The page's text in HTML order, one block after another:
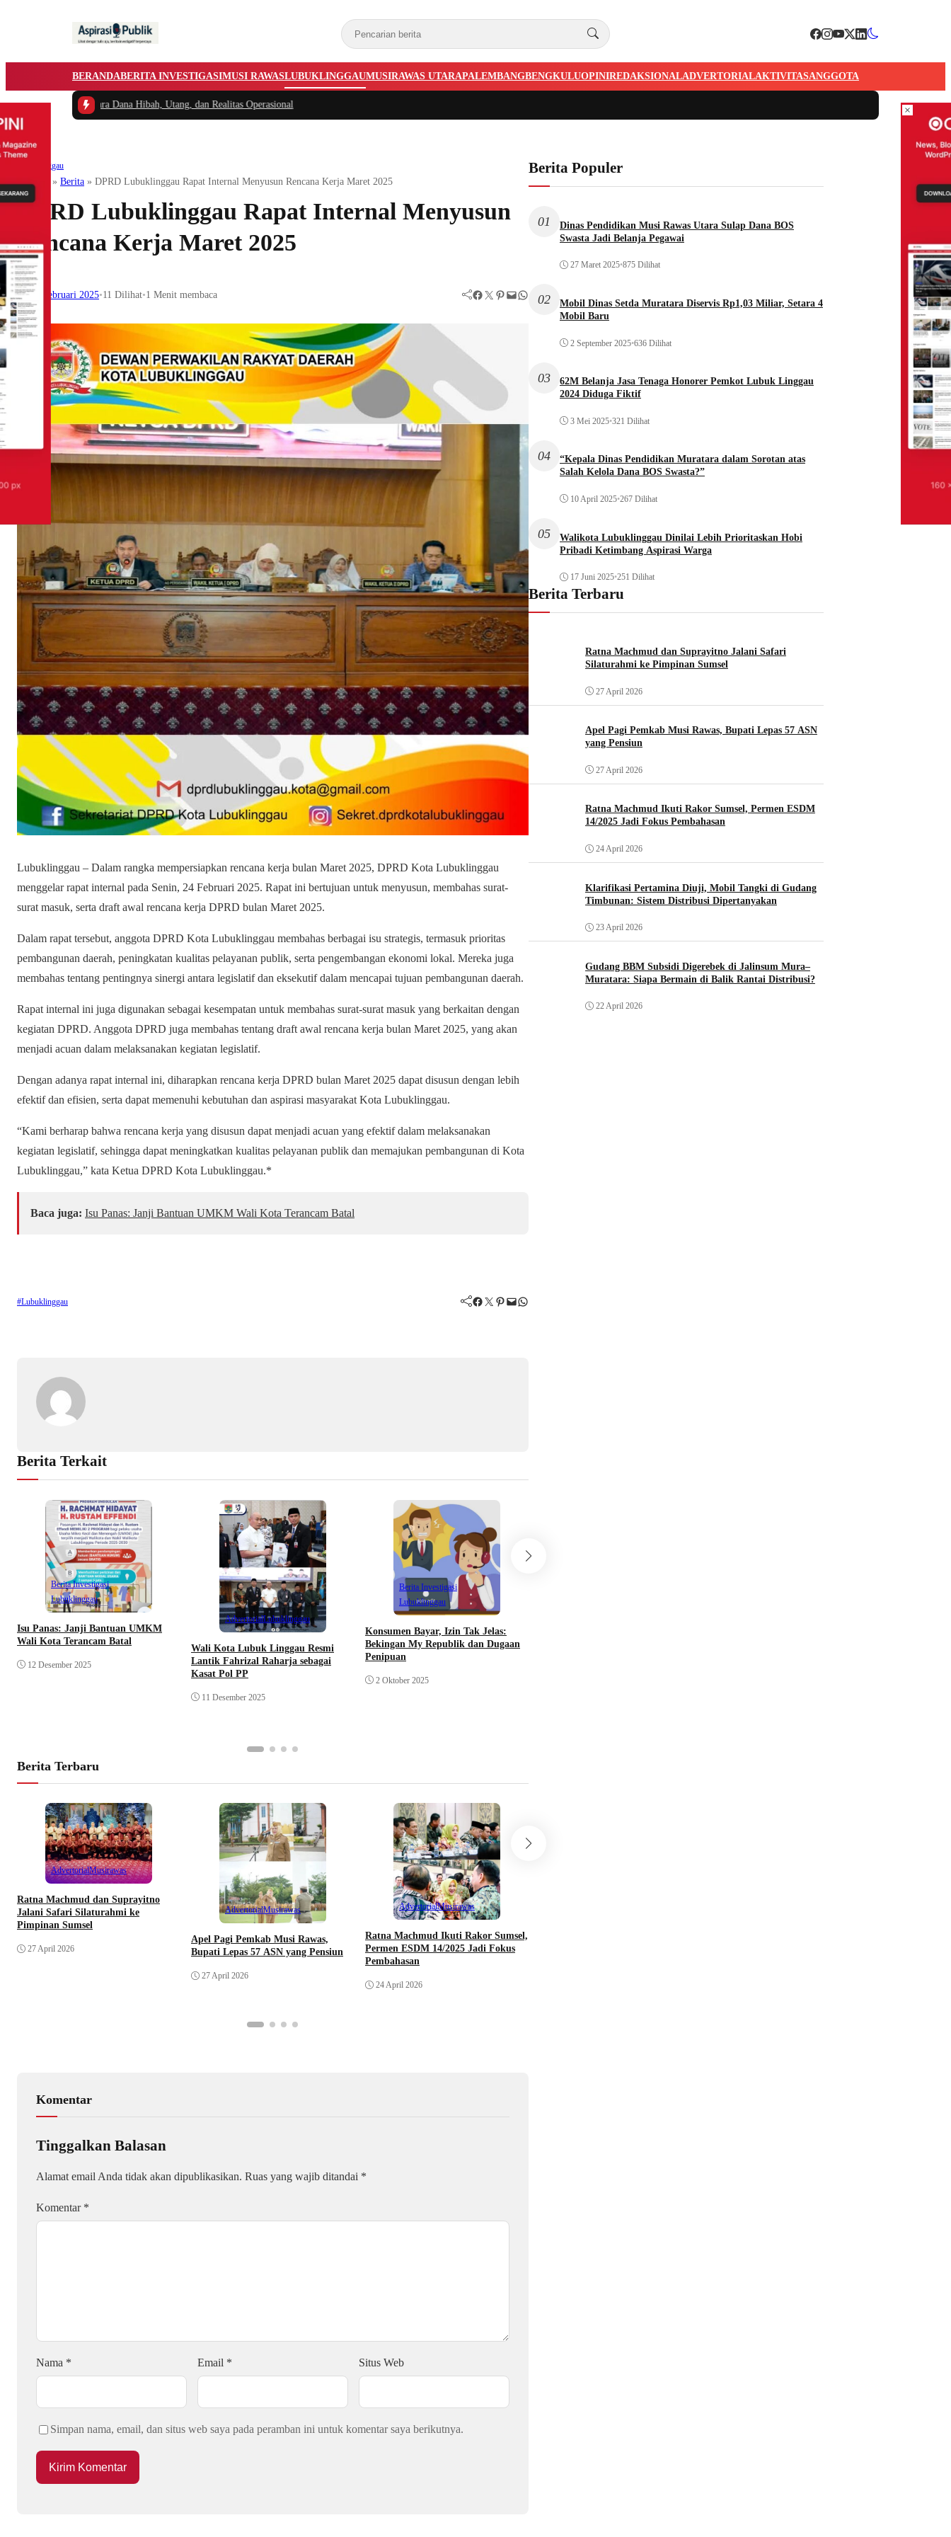
BERANDABERITA INVESTIGASIMUSI RAWASLUBUKLINGGAUMUSIRAWAS UTARAPALEMBANGBENGKULUOPINIREDAKSIONALADVERTORIALAKTIVITASANGGOTA
Dana Hibah, Utang, dan Realitas Operasional
Lubuklinggau
Beranda » Berita » DPRD Lubuklinggau Rapat Internal Menyusun Rencana Kerja Maret 2025
DPRD Lubuklinggau Rapat Internal Menyusun
Rencana Kerja Maret 2025
24 Februari 2025•11 Dilihat•1 Menit membaca Facebook Twitter Pinterest Mail WhatsApp
Lubuklinggau – Dalam rangka mempersiapkan rencana kerja bulan Maret 2025, DPRD Kota Lubuklinggau
menggelar rapat internal pada Senin, 24 Februari 2025. Rapat ini bertujuan untuk menyusun, membahas surat-
surat masuk, serta draft awal rencana kerja DPRD bulan Maret 2025.
Dalam rapat tersebut, anggota DPRD Kota Lubuklinggau membahas berbagai isu strategis, termasuk prioritas
pembangunan daerah, peningkatan kualitas pelayanan publik, serta pengembangan ekonomi lokal. Mereka juga
membahas tentang pentingnya sinergi antara legislatif dan eksekutif dalam mencapai tujuan pembangunan daerah.
Rapat internal ini juga digunakan sebagai kesempatan untuk membahas surat-surat masuk yang berkaitan dengan
kegiatan DPRD. Anggota DPRD juga membahas tentang draft awal rencana kerja bulan Maret 2025, yang akan
menjadi acuan dalam melaksanakan kegiatan legislatif.
Dengan adanya rapat internal ini, diharapkan rencana kerja DPRD bulan Maret 2025 dapat disusun dengan lebih
efektif dan efisien, serta dapat memenuhi kebutuhan dan aspirasi masyarakat Kota Lubuklinggau.
“Kami berharap bahwa rencana kerja yang disusun dapat menjadi acuan yang efektif dalam melaksanakan
kegiatan legislatif, sehingga dapat meningkatkan kualitas pelayanan publik dan memajukan pembangunan di Kota
Lubuklinggau,” kata Ketua DPRD Kota Lubuklinggau.*
Baca juga: Isu Panas: Janji Bantuan UMKM Wali Kota Terancam Batal
#Lubuklinggau Facebook Twitter Pinterest Mail WhatsApp
Berita Terkait
Berita Investigasi
Lubuklinggau
Isu Panas: Janji Bantuan UMKM
Wali Kota Terancam Batal
12 Desember 2025
AdvertorialLubuklinggau
Wali Kota Lubuk Linggau Resmi
Lantik Fahrizal Raharja sebagai
Kasat Pol PP
11 Desember 2025
Berita Investigasi
Lubuklinggau
Konsumen Bayar, Izin Tak Jelas:
Bekingan My Republik dan Dugaan
Penipuan
2 Oktober 2025
Berita Terbaru
AdvertorialMusirawas
Ratna Machmud dan Suprayitno
Jalani Safari Silaturahmi ke
Pimpinan Sumsel
27 April 2026
AdvertorialMusirawas
Apel Pagi Pemkab Musi Rawas,
Bupati Lepas 57 ASN yang Pensiun
27 April 2026
AdvertorialMusirawas
Ratna Machmud Ikuti Rakor Sumsel,
Permen ESDM 14/2025 Jadi Fokus
Pembahasan
24 April 2026
Komentar
Tinggalkan Balasan
Alamat email Anda tidak akan dipublikasikan. Ruas yang wajib ditandai *
Komentar *
Nama * Email * Situs Web
Simpan nama, email, dan situs web saya pada peramban ini untuk komentar saya berikutnya.
Berita Populer
01
Dinas Pendidikan Musi Rawas Utara Sulap Dana BOS
Swasta Jadi Belanja Pegawai
27 Maret 2025•875 Dilihat
02
Mobil Dinas Setda Muratara Diservis Rp1,03 Miliar, Setara 4
Mobil Baru
2 September 2025•636 Dilihat
03
62M Belanja Jasa Tenaga Honorer Pemkot Lubuk Linggau
2024 Diduga Fiktif
3 Mei 2025•321 Dilihat
04
“Kepala Dinas Pendidikan Muratara dalam Sorotan atas
Salah Kelola Dana BOS Swasta?”
10 April 2025•267 Dilihat
05
Walikota Lubuklinggau Dinilai Lebih Prioritaskan Hobi
Pribadi Ketimbang Aspirasi Warga
17 Juni 2025•251 Dilihat
Berita Terbaru
Ratna Machmud dan Suprayitno Jalani Safari
Silaturahmi ke Pimpinan Sumsel
27 April 2026
Apel Pagi Pemkab Musi Rawas, Bupati Lepas 57 ASN
yang Pensiun
27 April 2026
Ratna Machmud Ikuti Rakor Sumsel, Permen ESDM
14/2025 Jadi Fokus Pembahasan
24 April 2026
Klarifikasi Pertamina Diuji, Mobil Tangki di Gudang
Timbunan: Sistem Distribusi Dipertanyakan
23 April 2026
Gudang BBM Subsidi Digerebek di Jalinsum Mura–
Muratara: Siapa Bermain di Balik Rantai Distribusi?
22 April 2026
×